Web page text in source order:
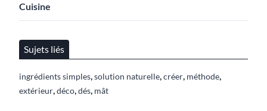
Cuisine
Sujets liés
ingrédients simples,solution naturelle,créer, méthode,
extérieur,déco,dés, mât